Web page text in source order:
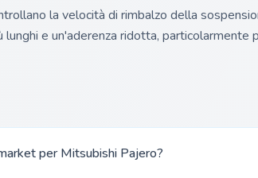
la velocità di rimbalzo della
e un'aderenza ridotta, particolarmente
per Mitsubishi Pajero?